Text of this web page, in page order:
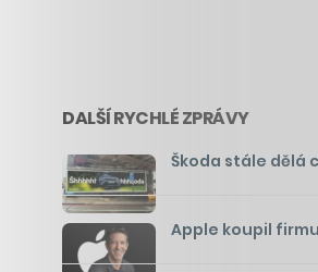
DALŠÍ RYCHLÉ ZPRÁVY
Škoda stále dělá
Apple koupil